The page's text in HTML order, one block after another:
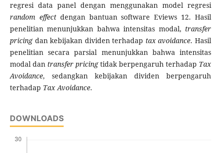
regresi data panel dengan menggunakan model regresi
random effectdengan bantuan software Eviews 12. Hasil
penelitian menunjukkan bahwa intensitas modal, transfer
pricingdan kebijakan dividen terhadap tax avoidance. Hasil
penelitian secara parsial menunjukkan bahwa intensitas
modal dan transfer pricingtidak berpengaruh terhadap Tax
Avoidance, sedangkan kebijakan dividen berpengaruh
terhadap Tax Avoidance.
DOWNLOADS